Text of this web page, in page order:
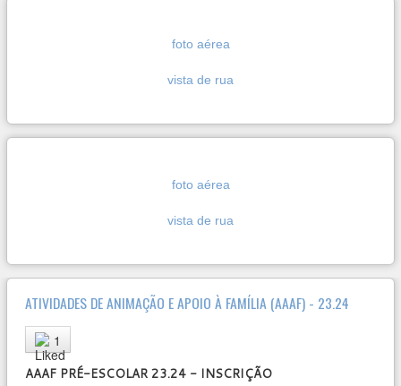
foto aérea
vista de rua
foto aérea
vista de rua
ATIVIDADES DE ANIMAÇÃO E APOIO À FAMÍLIA (AAAF) - 23.24
User
Rating:1
AAAF PRÉ-ESCOLAR 23.24 - INSCRIÇÃO